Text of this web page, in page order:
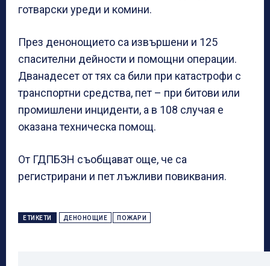
готварски уреди и комини.
През денонощието са извършени и 125
спасителни дейности и помощни операции.
Дванадесет от тях са били при катастрофи с
транспортни средства, пет – при битови или
промишлени инциденти, а в 108 случая е
оказана техническа помощ.
От ГДПБЗН съобщават още, че са
регистрирани и пет лъжливи повиквания.
ЕТИКЕТИ ДЕНОНОЩИЕ ПОЖАРИ